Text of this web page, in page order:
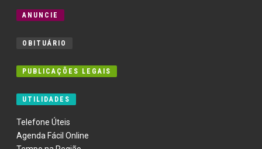
ANUNCIE
OBITUÁRIO
PUBLICAÇÕES LEGAIS
UTILIDADES
Telefone Úteis
Agenda Fácil Online